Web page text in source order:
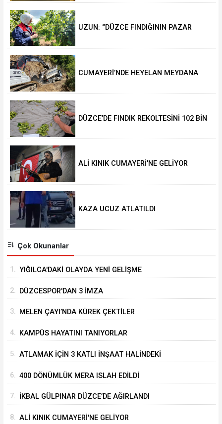
UZUN: “DÜZCE FINDIĞININ PAZAR
CUMAYERİ’NDE HEYELAN MEYDANA
DÜZCE’DE FINDIK REKOLTESİNİ 102 BİN
ALİ KINIK CUMAYERİ'NE GELİYOR
KAZA UCUZ ATLATILDI
Çok Okunanlar
1. YIĞILCA'DAKİ OLAYDA YENİ GELİŞME
2. DÜZCESPOR'DAN 3 İMZA
3. MELEN ÇAYI’NDA KÜREK ÇEKTİLER
4. KAMPÜS HAYATINI TANIYORLAR
5. ATLAMAK İÇİN 3 KATLI İNŞAAT HALİNDEKİ
6. 400 DÖNÜMLÜK MERA ISLAH EDİLDİ
7. İKBAL GÜLPINAR DÜZCE’DE AĞIRLANDI
8. ALİ KINIK CUMAYERİ'NE GELİYOR